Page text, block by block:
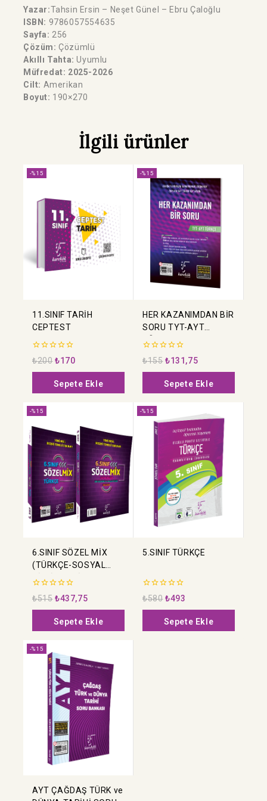
Yazar:Tahsin Ersin – Neşet Günel – Ebru Çaloğlu
ISBN: 9786057554635
Sayfa: 256
Çözüm:Çözümlü
Akıllı Tahta:Uyumlu
Müfredat: 2025-2026
Cilt: Amerikan
Boyut: 190×270
İlgili ürünler
-%15
11.SINIF TARİH
CEPTEST
0
5
üzerinden
₺200 ₺170
Sepete Ekle
-%15
HER KAZANIMDAN BİR
SORU TYT-AYT
TÜRKÇE
0
5
üzerinden
₺155 ₺131,75
Sepete Ekle
-%15
6.SINIF SÖZEL MİX
(TÜRKÇE-SOSYAL
BİLGİLER-DİN
BİLGİSİ-İNGİLİZCE)
0
5
üzerinden
₺515 ₺437,75
Sepete Ekle
-%15
5.SINIF TÜRKÇE
0
5
üzerinden
₺580 ₺493
Sepete Ekle
-%15
AYT ÇAĞDAŞ TÜRK ve